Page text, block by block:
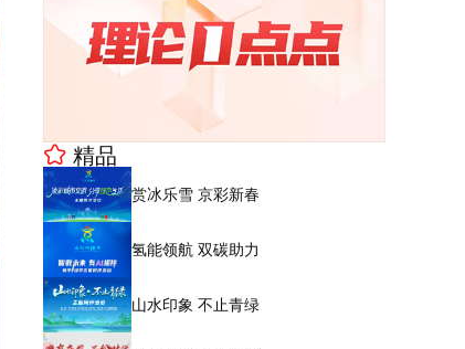
精品
赏冰乐雪 京彩新春
氢能领航 双碳助力
山水印象 不止青绿